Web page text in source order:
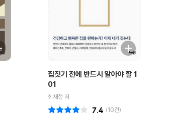
집짓기 전에 반드시 알아야 할 1
01
최재철 저
(10건)
7.4